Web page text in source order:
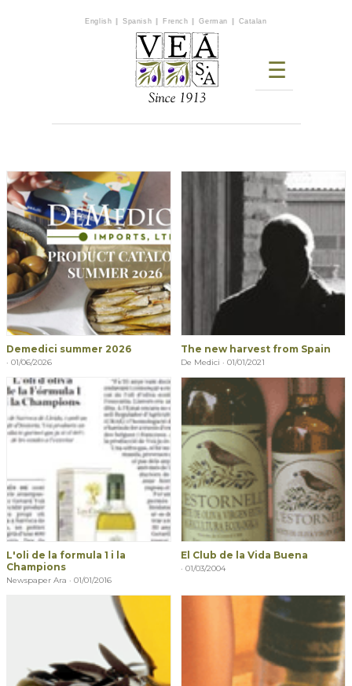
English Spanish French German Catalan
☰
Demedici summer 2026
· 01/06/2026
The new harvest from Spain
De Medici · 01/01/2021
L'oli de la formula 1 i la
Champions
Newspaper Ara · 01/01/2016
El Club de la Vida Buena
· 01/03/2004